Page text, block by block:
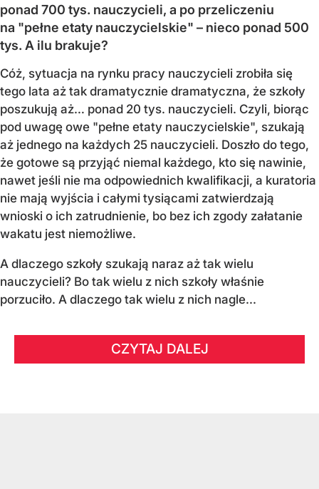
ponad 700 tys. nauczycieli, a po przeliczeniu
na "pełne etaty nauczycielskie" – nieco ponad 500
tys. A ilu brakuje?
Cóż, sytuacja na rynku pracy nauczycieli zrobiła się
tego lata aż tak dramatycznie dramatyczna, że szkoły
poszukują aż… ponad 20 tys. nauczycieli. Czyli, biorąc
pod uwagę owe "pełne etaty nauczycielskie", szukają
aż jednego na każdych 25 nauczycieli. Doszło do tego,
że gotowe są przyjąć niemal każdego, kto się nawinie,
nawet jeśli nie ma odpowiednich kwalifikacji, a kuratoria
nie mają wyjścia i całymi tysiącami zatwierdzają
wnioski o ich zatrudnienie, bo bez ich zgody załatanie
wakatu jest niemożliwe.
A dlaczego szkoły szukają naraz aż tak wielu
nauczycieli? Bo tak wielu z nich szkoły właśnie
porzuciło. A dlaczego tak wielu z nich nagle...
CZYTAJ DALEJ